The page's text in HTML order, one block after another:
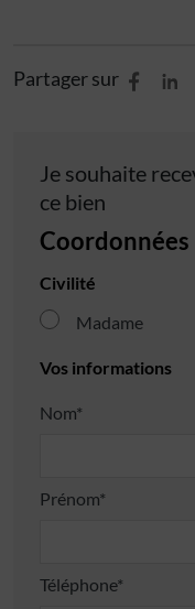
Partager sur
Je souhaite
ce bien
Coordonnées
Civilité
Madame
Vos informations
Nom*
Prénom*
Téléphone*